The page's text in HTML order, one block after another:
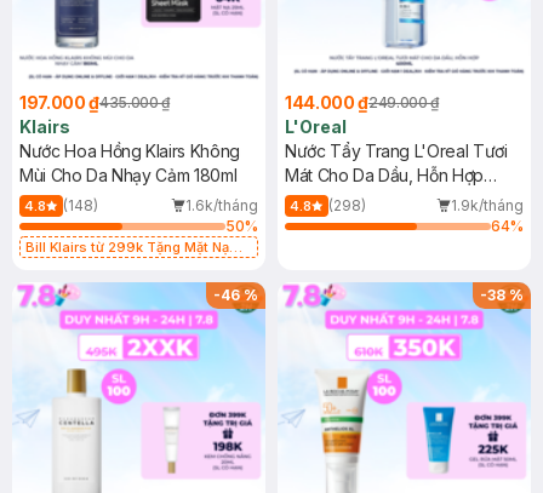
197.000 ₫435.000 ₫
Klairs
Nước Hoa Hồng Klairs Không
Mùi Cho Da Nhạy Cảm 180ml
4.8 (148)
1.6k/tháng
50%
Bill Klairs từ 299k Tặng Mặt Nạ
25ml (SL Có Hạn)
144.000 ₫249.000 ₫
L'Oreal
Nước Tẩy Trang L'Oreal Tươi
Mát Cho Da Dầu, Hỗn Hợp
400ml
4.8 (298)
1.9k/tháng
64%
-46% -38%